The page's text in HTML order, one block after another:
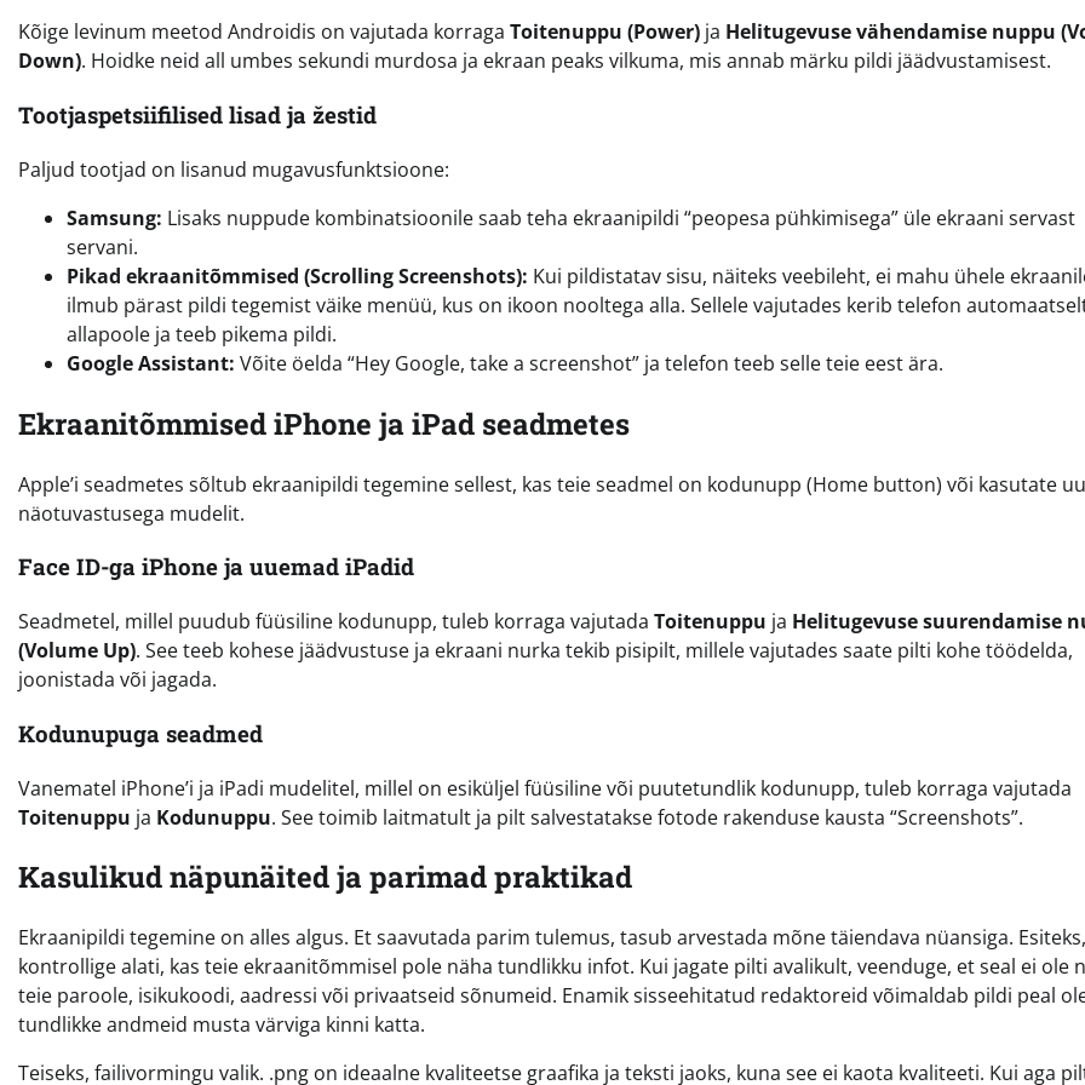
Kõige levinum meetod Androidis on vajutada korraga Toitenuppu (Power) ja Helitugevuse vähendamise nuppu
Down). Hoidke neid all umbes sekundi murdosa ja ekraan peaks vilkuma, mis annab märku pildi jäädvustamisest.
Tootjaspetsiifilised lisad ja žestid
Paljud tootjad on lisanud mugavusfunktsioone:
Samsung: Lisaks nuppude kombinatsioonile saab teha ekraanipildi “peopesa pühkimisega” üle ekraani servast
servani.
Pikad ekraanitõmmised (Scrolling Screenshots): Kui pildistatav sisu, näiteks veebileht, ei mahu ühele
ilmub pärast pildi tegemist väike menüü, kus on ikoon nooltega alla. Sellele vajutades kerib telefon
allapoole ja teeb pikema pildi.
Google Assistant: Võite öelda “Hey Google, take a screenshot” ja telefon teeb selle teie eest ära.
Ekraanitõmmised iPhone ja iPad seadmetes
Apple’i seadmetes sõltub ekraanipildi tegemine sellest, kas teie seadmel on kodunupp (Home button) või kasutate
näotuvastusega mudelit.
Face ID-ga iPhone ja uuemad iPadid
Seadmetel, millel puudub füüsiline kodunupp, tuleb korraga vajutada Toitenuppu ja Helitugevuse suurendamise
(Volume Up). See teeb kohese jäädvustuse ja ekraani nurka tekib pisipilt, millele vajutades saate pilti kohe töödelda,
joonistada või jagada.
Kodunupuga seadmed
Vanematel iPhone’i ja iPadi mudelitel, millel on esiküljel füüsiline või puutetundlik kodunupp, tuleb korraga vajutada
Toitenuppu ja Kodunuppu. See toimib laitmatult ja pilt salvestatakse fotode rakenduse kausta “Screenshots”.
Kasulikud näpunäited ja parimad praktikad
Ekraanipildi tegemine on alles algus. Et saavutada parim tulemus, tasub arvestada mõne täiendava nüansiga. Esiteks,
kontrollige alati, kas teie ekraanitõmmisel pole näha tundlikku infot. Kui jagate pilti avalikult, veenduge, et seal ei ole
teie paroole, isikukoodi, aadressi või privaatseid sõnumeid. Enamik sisseehitatud redaktoreid võimaldab pildi peal
tundlikke andmeid musta värviga kinni katta.
Teiseks, failivormingu valik. .png on ideaalne kvaliteetse graafika ja teksti jaoks, kuna see ei kaota kvaliteeti. Kui aga